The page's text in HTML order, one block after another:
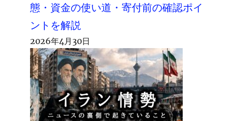
態・資金の使い道・寄付前の確認ポイ
ントを解説
2026年4月30日